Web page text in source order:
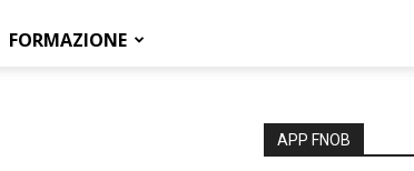
Federazione
FORMAZIONE
APP FNOB